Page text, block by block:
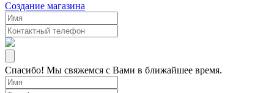
Создание магазина
Спасибо! Мы свяжемся с Вами в ближайшее время.